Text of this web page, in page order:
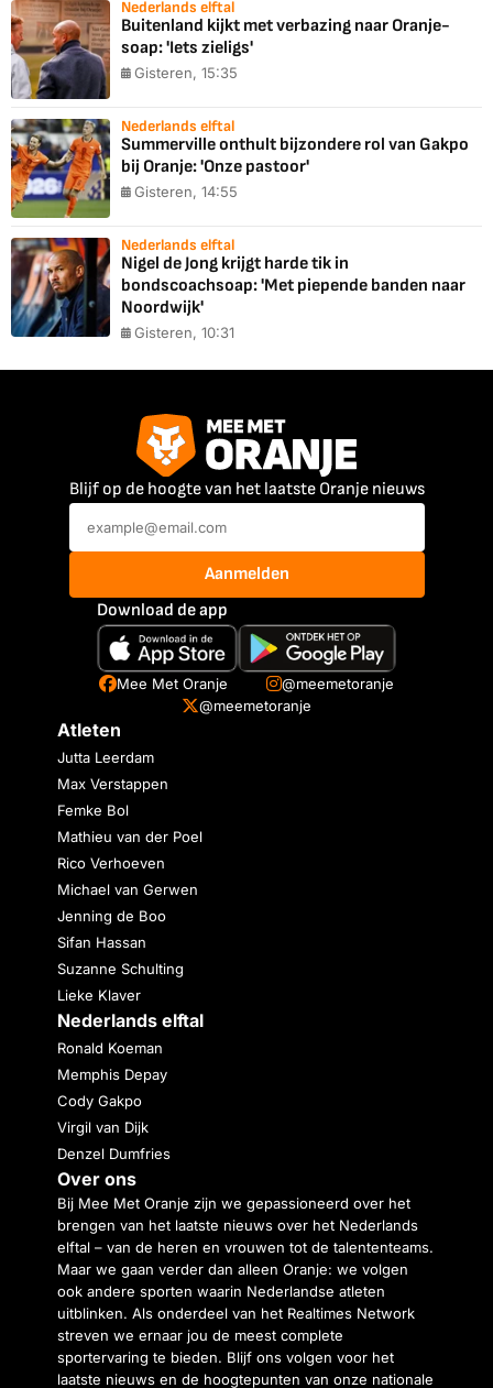
Nederlands elftal
Buitenland kijkt met verbazing naar Oranje-
soap: 'Iets zieligs'
Gisteren, 15:35
Nederlands elftal
Summerville onthult bijzondere rol van Gakpo
bij Oranje: 'Onze pastoor'
Gisteren, 14:55
Nederlands elftal
Nigel de Jong krijgt harde tik in
bondscoachsoap: 'Met piepende banden naar
Noordwijk'
Gisteren, 10:31
Blijf op de hoogte van het laatste Oranje nieuws
Aanmelden
Download de app
Mee Met Oranje
@meemetoranje
@meemetoranje
Atleten
Jutta Leerdam
Max Verstappen
Femke Bol
Mathieu van der Poel
Rico Verhoeven
Michael van Gerwen
Jenning de Boo
Sifan Hassan
Suzanne Schulting
Lieke Klaver
Nederlands elftal
Ronald Koeman
Memphis Depay
Cody Gakpo
Virgil van Dijk
Denzel Dumfries
Over ons
Bij Mee Met Oranje zijn we gepassioneerd over het
brengen van het laatste nieuws over het Nederlands
elftal – van de heren en vrouwen tot de talententeams.
Maar we gaan verder dan alleen Oranje: we volgen
ook andere sporten waarin Nederlandse atleten
uitblinken. Als onderdeel van het Realtimes Network
streven we ernaar jou de meest complete
sportervaring te bieden. Blijf ons volgen voor het
laatste nieuws en de hoogtepunten van onze nationale